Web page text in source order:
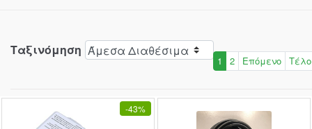
Ταξινόμηση
1 2 Επόμενο
-43%